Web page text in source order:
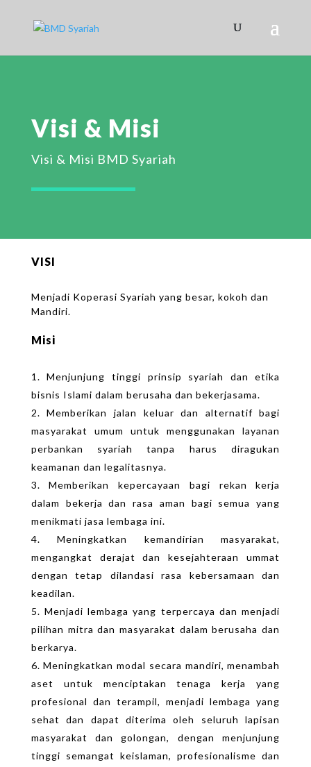
Visi & Misi
Visi & Misi BMD Syariah
VISI
Menjadi Koperasi Syariah yang besar, kokoh dan
Mandiri.
Misi
Menjunjung tinggi prinsip syariah dan etika
bisnis Islami dalam berusaha dan bekerjasama.
Memberikan jalan keluar dan alternatif bagi
masyarakat umum untuk menggunakan layanan
perbankan syariah tanpa harus diragukan
keamanan dan legalitasnya.
Memberikan kepercayaan bagi rekan kerja
dalam bekerja dan rasa aman bagi semua yang
menikmati jasa lembaga ini.
Meningkatkan kemandirian masyarakat,
mengangkat derajat dan kesejahteraan ummat
dengan tetap dilandasi rasa kebersamaan dan
keadilan.
Menjadi lembaga yang terpercaya dan menjadi
pilihan mitra dan masyarakat dalam berusaha dan
berkarya.
Meningkatkan modal secara mandiri, menambah
aset untuk menciptakan tenaga kerja yang
profesional dan terampil, menjadi lembaga yang
sehat dan dapat diterima oleh seluruh lapisan
masyarakat dan golongan, dengan menjunjung
tinggi semangat keislaman, profesionalisme dan